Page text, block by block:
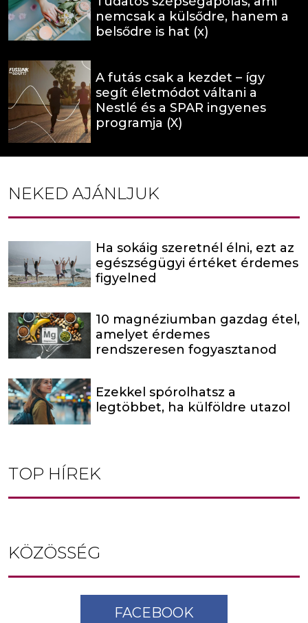
nemcsak a külsődre, hanem a
belsődre is hat (x)
A futás csak a kezdet – így
segít életmódot váltani a
Nestlé és a SPAR ingyenes
programja (X)
NEKED AJÁNLJUK
Ha sokáig szeretnél élni, ezt az
egészségügyi értéket érdemes
figyelned
10 magnéziumban gazdag étel,
amelyet érdemes
rendszeresen fogyasztanod
Ezekkel spórolhatsz a
legtöbbet, ha külföldre utazol
TOP HÍREK
KÖZÖSSÉG
FACEBOOK